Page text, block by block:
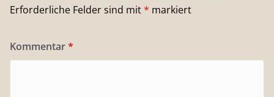
Erforderliche Felder sind mit* markiert
Kommentar*